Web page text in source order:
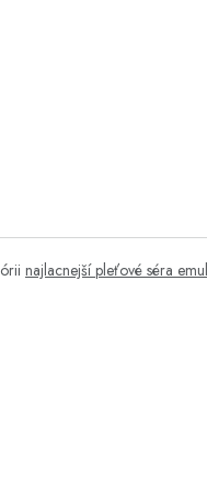
najlacnejší pleťové séra